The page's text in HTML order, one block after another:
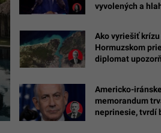
vyvolených a
Ako vyriešiť krízu
Hormuzskom
diplomat
Americko-iránske
memorandum
neprinesie, tvrdí